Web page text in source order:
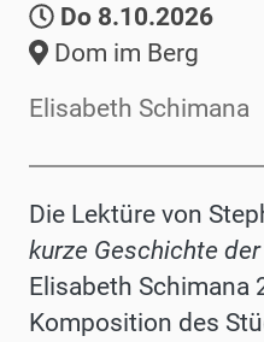
Do 8.10.2026
Dom im Berg
Elisabeth Schimana
Die Lektüre von
kurze Geschichte
Elisabeth Schimana
Komposition des